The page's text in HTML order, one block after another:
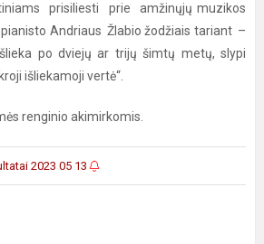
prisiliesti prie amžinųjų muzikos
Andriaus Žlabio žodžiais tariant –
po dviejų ar trijų šimtų metų, slypi
išliekamoji vertė“.
renginio akimirkomis.
2023 05 13